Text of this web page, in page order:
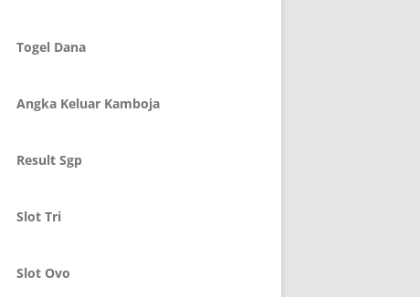
Togel Dana
Angka Keluar Kamboja
Result Sgp
Slot Tri
Slot Ovo